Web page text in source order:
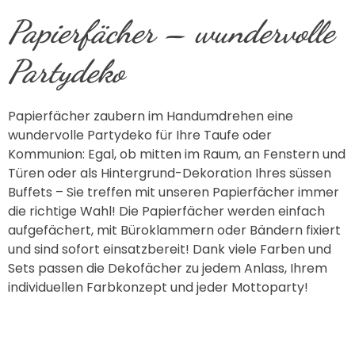
Papierfächer – wundervolle
Partydeko
Papierfächer zaubern im Handumdrehen eine
wundervolle Partydeko für Ihre Taufe oder
Kommunion: Egal, ob mitten im Raum, an Fenstern und
Türen oder als Hintergrund-Dekoration Ihres süssen
Buffets – Sie treffen mit unseren Papierfächer immer
die richtige Wahl! Die Papierfächer werden einfach
aufgefächert, mit Büroklammern oder Bändern fixiert
und sind sofort einsatzbereit! Dank viele Farben und
Sets passen die Dekofächer zu jedem Anlass, Ihrem
individuellen Farbkonzept und jeder Mottoparty!